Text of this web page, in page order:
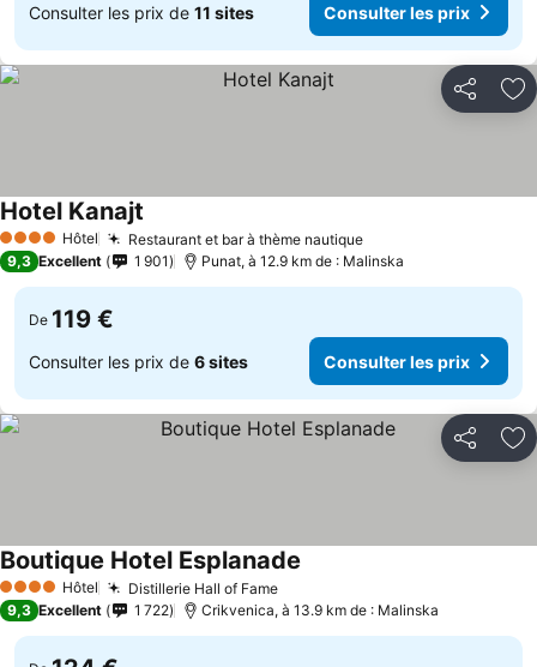
Consulter les prix de 11 sites Consulter les prix
Partager
4 Étoiles Hôtel Restaurant et bar à thème nautique
Hotel Kanajt
9,3 Excellent 1 901 Punat, à 12.9 km de : Malinska
De 119 €
Consulter les prix de 6 sites Consulter les prix
Partager
4 Étoiles Hôtel Distillerie Hall of Fame
Boutique Hotel Esplanade
9,3 Excellent 1 722 Crikvenica, à 13.9 km de : Malinska